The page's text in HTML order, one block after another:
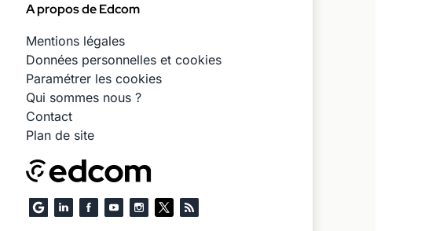
A propos de Edcom
Mentions légales
Données personnelles et cookies
Paramétrer les cookies
Qui sommes nous ?
Contact
Plan de site